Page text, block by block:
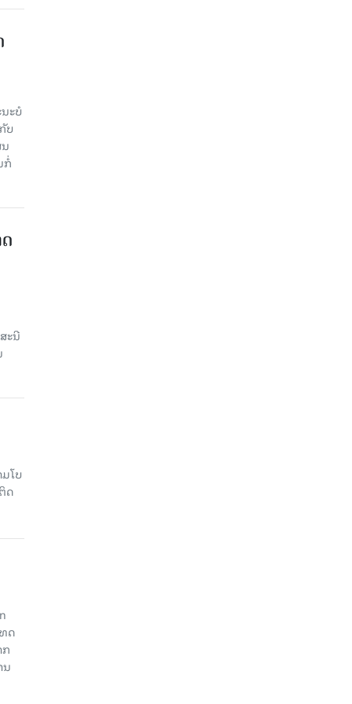
ະ​ບໍ​
ບ​
ກໍ່​
ະນີ
ໂບ​
ດ
ດ
ນ